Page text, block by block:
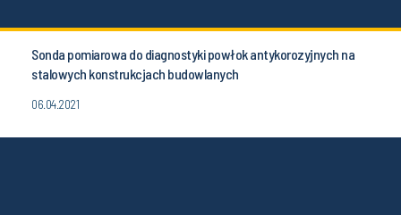
Sonda pomiarowa do diagnostyki powłok antykorozyjnych na
stalowych konstrukcjach budowlanych
06.04.2021